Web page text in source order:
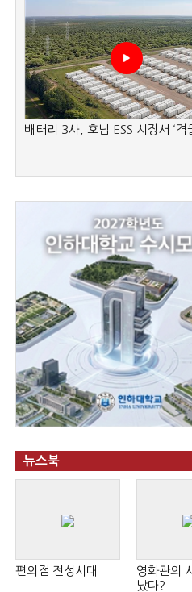
배터리 3사, 호남 ESS 시장서 ‘격
뉴스북
편의점 전성시대
영화관의
났다?